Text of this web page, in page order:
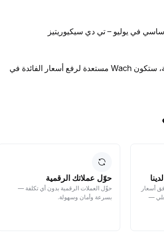
في يوليو – تي دي سيكيوريتيز
تقرير: إذا استمرت بيانات التضخم في الارتفاع خلال الأسابيع القادمة، ستكون Wach مستعدة لرفع أسعار الفائدة في
أسعار
—
حوّل عملاتك الرقمية
حوِّل العملات الرقمية بدون أي تكلفة —
بسرعة وأمان وسهولة.